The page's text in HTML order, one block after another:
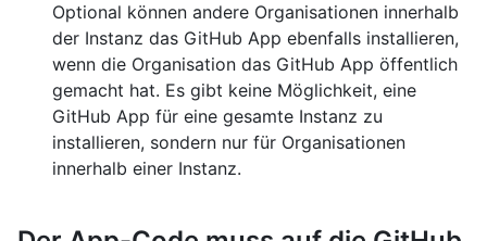
Optional können andere Organisationen innerhalb
der Instanz das GitHub App ebenfalls installieren,
wenn die Organisation das GitHub App öffentlich
gemacht hat. Es gibt keine Möglichkeit, eine
GitHub App für eine gesamte Instanz zu
installieren, sondern nur für Organisationen
innerhalb einer Instanz.